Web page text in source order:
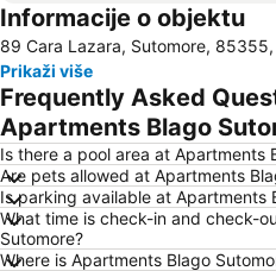
Ženska plaža
Seljanovo
Kraljičina plaža
Pržno
Porto Montenegro
Buljarica
Ostrvo cveća
Crvena plaža
Informacije o objektu
89 Cara Lazara, Sutomore, 85355,
Prikaži više
Frequently Asked
Apartments Blago
Is there a pool area at Apartments
Are pets allowed at Apartments
Is parking available at Apartments
What time is check-in and check-
Sutomore?
Where is Apartments Blago